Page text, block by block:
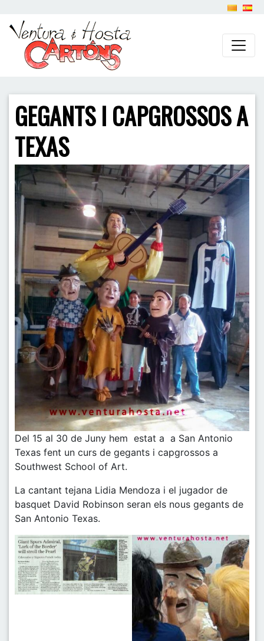
GEGANTS I CAPGROSSOS A
TEXAS
Del 15 al 30 de Juny hem estat a a San Antonio
Texas fent un curs de gegants i capgrossos a
Southwest School of Art.
La cantant tejana Lidia Mendoza i el jugador de
basquet David Robinson seran els nous gegants de
San Antonio Texas.